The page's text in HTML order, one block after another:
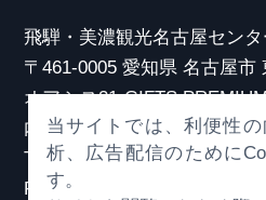
飛騨・美濃観光名古屋センタ
〒461-0005 愛知県 名古屋市
オアシス21 GIFTS
内
TEL：052-253-6185
FAX：052-253-6186
当サイトでは、利便性
析、広告配信のために
す。